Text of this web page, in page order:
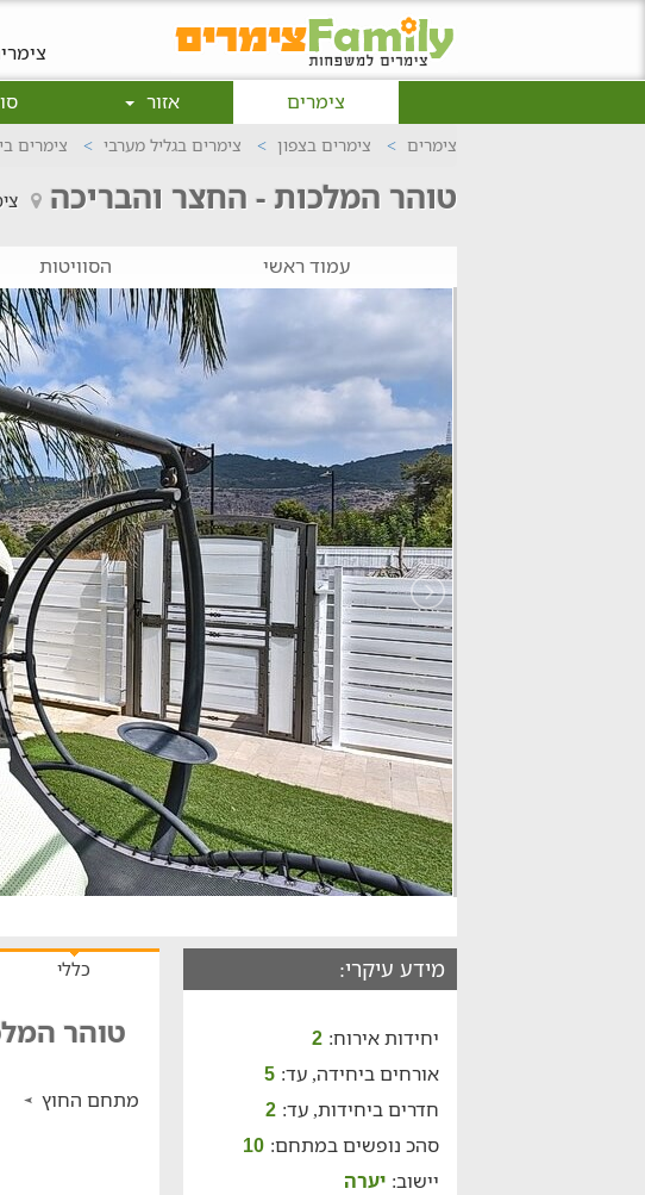
צימרים
אזור
צימרים צימרים בצפון צימרים בגליל מערבי צימרים
טוהר המלכות - החצר והבריכה
עמוד ראשי הסוויטות
מידע עיקרי:
יחידות אירוח: 2
אורחים ביחידה, עד: 5
חדרים ביחידות, עד: 2
סהכ נופשים במתחם: 10
יישוב: יערה
כללי
טוהר
מתחם החוץ